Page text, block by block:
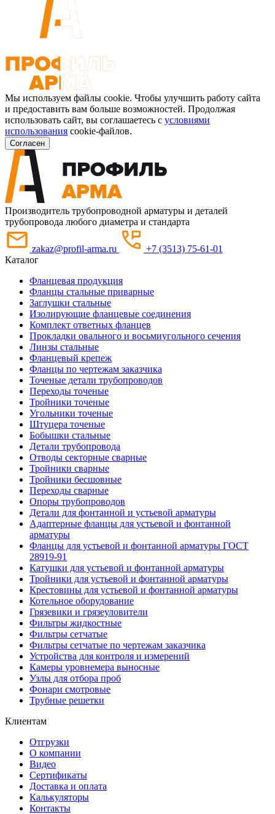
Мы используем файлы cookie. Чтобы улучшить работу сайта
и предоставить вам больше возможностей. Продолжая
использовать сайт, вы соглашаетесь с условиями
использования cookie-файлов.
Согласен
Производитель трубопроводной арматуры и деталей
трубопровода любого диаметра и стандарта
zakaz@profil-arma.ru
+7 (3513) 75-61-01
Каталог
Фланцевая продукция
Фланцы стальные приварные
Заглушки стальные
Изолирующие фланцевые соединения
Комплект ответных фланцев
Прокладки овального и восьмиугольного сечения
Линзы стальные
Фланцевый крепеж
Фланцы по чертежам заказчика
Точеные детали трубопроводов
Переходы точеные
Тройники точеные
Угольники точеные
Штуцера точеные
Бобышки стальные
Детали трубопровода
Отводы секторные сварные
Тройники сварные
Тройники бесшовные
Переходы сварные
Опоры трубопроводов
Детали для фонтанной и устьевой арматуры
Адаптерные фланцы для устьевой и фонтанной
арматуры
Фланцы для устьевой и фонтанной арматуры ГОСТ
28919-91
Катушки для устьевой и фонтанной арматуры
Тройники для устьевой и фонтанной арматуры
Крестовины для устьевой и фонтанной арматуры
Котельное оборудование
Грязевики и грязеуловители
Фильтры жидкостные
Фильтры сетчатые
Фильтры сетчатые по чертежам заказчика
Устройства для контроля и измерений
Камеры уровнемера выносные
Узлы для отбора проб
Фонари смотровые
Трубные решетки
Клиентам
Отгрузки
О компании
Видео
Сертификаты
Доставка и оплата
Калькуляторы
Контакты